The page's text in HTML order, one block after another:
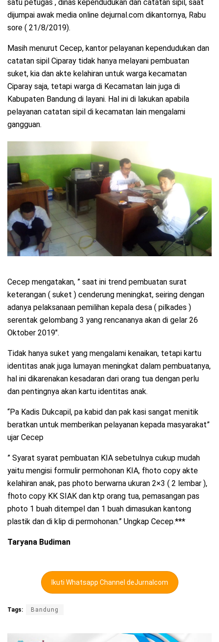
satu petugas , dinas kependudukan dan catatan sipil, saat
dijumpai awak media online dejurnal.com dikantornya, Rabu
sore ( 21/8/2019).
Masih menurut Cecep, kantor pelayanan kependudukan dan
catatan sipil Ciparay tidak hanya melayani pembuatan
suket, kia dan akte kelahiran untuk warga kecamatan
Ciparay saja, tetapi warga di Kecamatan lain juga di
Kabupaten Bandung di layani. Hal ini di lakukan apabila
pelayanan catatan sipil di kecamatan lain mengalami
gangguan.
Cecep mengatakan, ” saat ini trend pembuatan surat
keterangan ( suket ) cenderung meningkat, seiring dengan
adanya pelaksanaan pemilihan kepala desa ( pilkades )
serentak gelombang 3 yang rencananya akan di gelar 26
Oktober 2019″.
Tidak hanya suket yang mengalami kenaikan, tetapi kartu
identitas anak juga lumayan meningkat dalam pembuatanya,
hal ini dikarenakan kesadaran dari orang tua dengan perlu
dan pentingnya akan kartu identitas anak.
“Pa Kadis Dukcapil, pa kabid dan pak kasi sangat menitik
beratkan untuk memberikan pelayanan kepada masyarakat”
ujar Cecep
” Syarat syarat pembuatan KIA sebetulnya cukup mudah
yaitu mengisi formulir permohonan KIA, fhoto copy akte
kelahiran anak, pas photo berwarna ukuran 2×3 ( 2 lembar ),
fhoto copy KK SIAK dan ktp orang tua, pemasangan pas
photo 1 buah ditempel dan 1 buah dimasukan kantong
plastik dan di klip di permohonan.” Ungkap Cecep.***
Taryana Budiman
Ikuti Whatsapp Channel deJurnalcom
Tags: Bandung